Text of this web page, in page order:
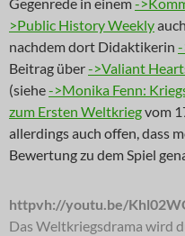
>Public History Weekly
nachdem dort Didaktikerin
Beitrag über->Valiant
(siehe->Monika Fenn:
zum Ersten Weltkriegvom
allerdings auch offen, dass
Bewertung zu dem Spiel
httpvh://youtu.be/
Das Weltkriegsdrama wird